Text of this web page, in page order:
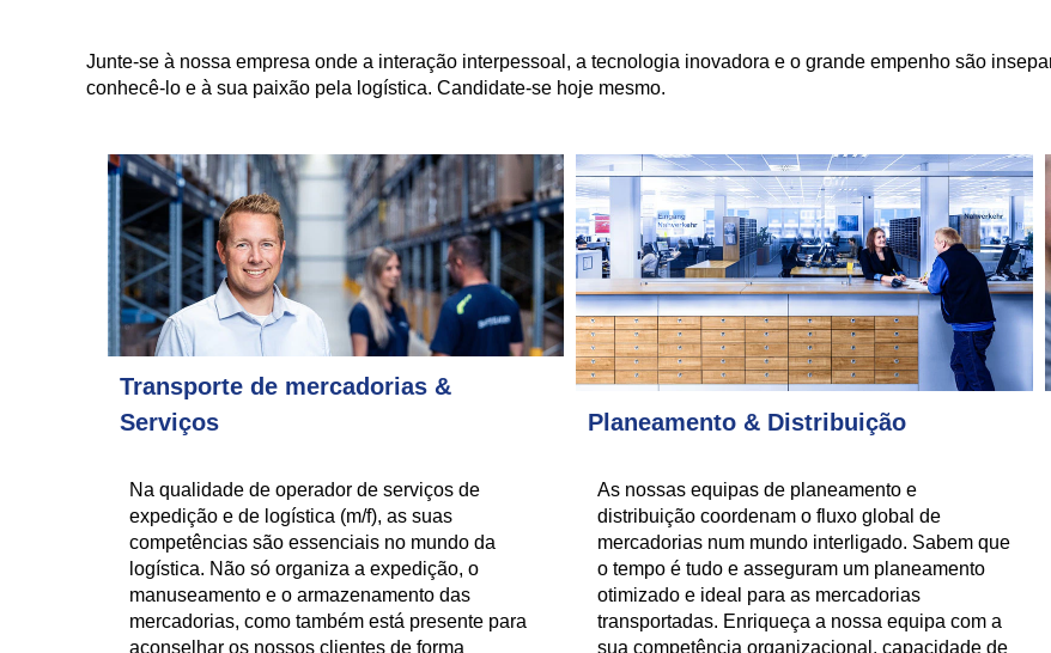
Junte-se à nossa empresa onde a interação interpessoal, a tecnologia inovadora e o grande empenho são
conhecê-lo e à sua paixão pela logística. Candidate-se hoje mesmo.
Transporte de mercadorias &
Serviços
Na qualidade de operador de serviços de
expedição e de logística (m/f), as suas
competências são essenciais no mundo da
logística. Não só organiza a expedição, o
manuseamento e o armazenamento das
mercadorias, como também está presente para
aconselhar os nossos clientes de forma
Planeamento & Distribuição
As nossas equipas de planeamento e
distribuição coordenam o fluxo global de
mercadorias num mundo interligado. Sabem que
o tempo é tudo e asseguram um planeamento
otimizado e ideal para as mercadorias
transportadas. Enriqueça a nossa equipa com a
sua competência organizacional, capacidade de